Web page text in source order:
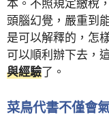
本。不照規定繳稅
頭腦幻覺，嚴重到
是可以解釋的，怎
可以順利辦下去，
與經驗了。
菜鳥代書不僅會